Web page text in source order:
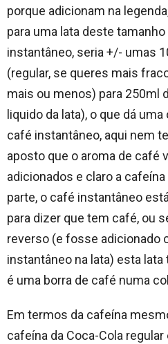
porque adicionam na
para uma lata deste
instantâneo, seria +/- umas
(regular, se queres mais
mais ou menos) para 250ml
liquido da lata), o que dá
café instantâneo, aqui nem
aposto que o aroma de café
adicionados e claro a
parte, o café instantâneo
para dizer que tem café, ou
reverso (e fosse adicionado
instantâneo na lata) esta
é uma borra de café numa
Em termos da cafeína
cafeína da Coca-Cola